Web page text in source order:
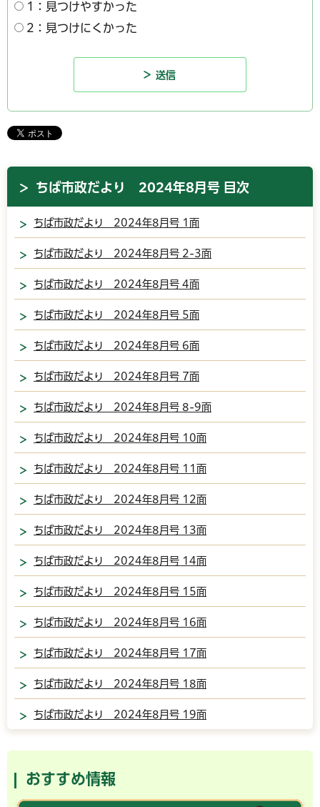
1：見つけやすかった
2：見つけにくかった
ちば市政だより 2024年8月号 目次
ちば市政だより 2024年8月号 1面
ちば市政だより 2024年8月号 2-3面
ちば市政だより 2024年8月号 4面
ちば市政だより 2024年8月号 5面
ちば市政だより 2024年8月号 6面
ちば市政だより 2024年8月号 7面
ちば市政だより 2024年8月号 8-9面
ちば市政だより 2024年8月号 10面
ちば市政だより 2024年8月号 11面
ちば市政だより 2024年8月号 12面
ちば市政だより 2024年8月号 13面
ちば市政だより 2024年8月号 14面
ちば市政だより 2024年8月号 15面
ちば市政だより 2024年8月号 16面
ちば市政だより 2024年8月号 17面
ちば市政だより 2024年8月号 18面
ちば市政だより 2024年8月号 19面
おすすめ情報